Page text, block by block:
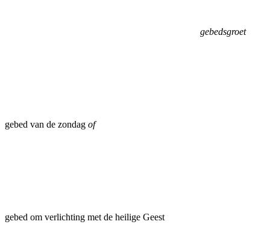
gebedsgroet
gebed van de zondag of
gebed om verlichting met de heilige Geest